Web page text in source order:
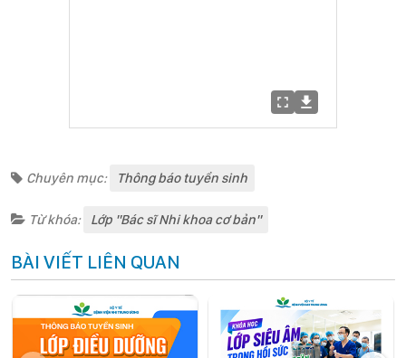
Chuyên mục: Thông báo tuyển sinh
Từ khóa: Lớp "Bác sĩ Nhi khoa cơ bản"
BÀI VIẾT LIÊN QUAN